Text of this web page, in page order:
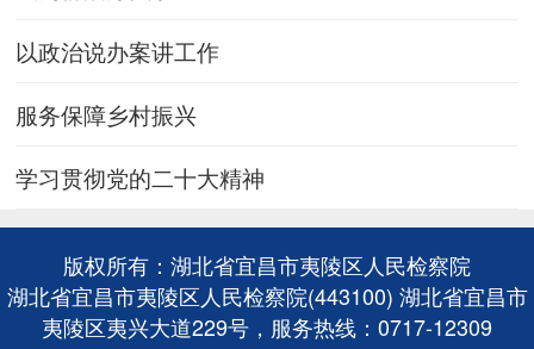
以政治说办案讲工作
服务保障乡村振兴
学习贯彻党的二十大精神
版权所有：湖北省宜昌市夷陵区人民检察院
湖北省宜昌市夷陵区人民检察院(443100) 湖北省宜昌市
夷陵区夷兴大道229号，服务热线：0717-12309